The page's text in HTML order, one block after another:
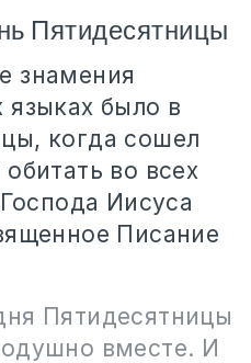
Пятидесятницы
знамения
языках было в
когда сошел
во всех
Иисуса
Писание
Пятидесятницы
вместе. И